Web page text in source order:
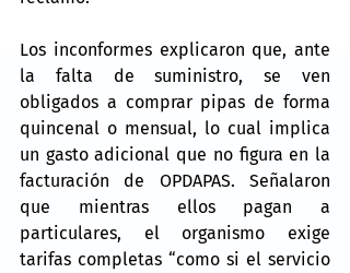
Los inconformes explicaron que, ante
la falta de suministro, se ven
obligados a comprar pipas de forma
quincenal o mensual, lo cual implica
un gasto adicional que no figura en la
facturación de OPDAPAS. Señalaron
que mientras ellos pagan a
particulares, el organismo exige
tarifas completas “como si el servicio